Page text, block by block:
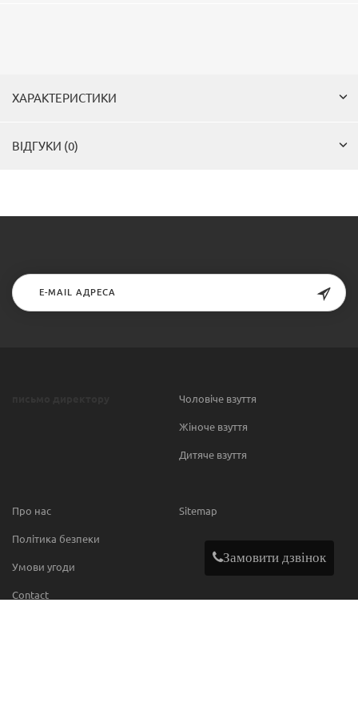
ХАРАКТЕРИСТИКИ
ВІДГУКИ (0)
Чоловіче взуття
Жіноче взуття
Дитяче взуття
Про нас
Політика безпеки
Умови угоди
Contact
Sitemap
Замовити дзвінок